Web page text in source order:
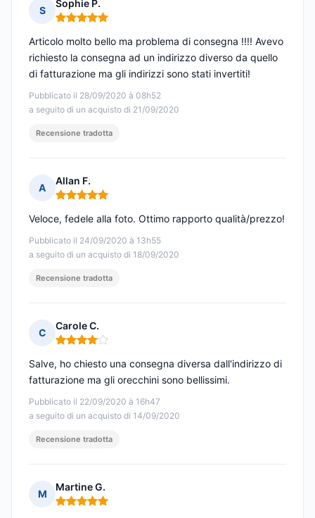
S
Sophie P.
Nota: 5 su 5
Pubblicato il 28/09/2020 à 08h52
a seguito di un acquisto di 21/09/2020
Articolo molto bello ma problema di consegna !!!! Avevo
richiesto la consegna ad un indirizzo diverso da quello
di fatturazione ma gli indirizzi sono stati invertiti!
Recensione tradotta
A
Allan F.
Nota: 5 su 5
Pubblicato il 24/09/2020 à 13h55
a seguito di un acquisto di 18/09/2020
Veloce, fedele alla foto. Ottimo rapporto qualità/prezzo!
Recensione tradotta
C
Carole C.
Nota: 4 su 5
Pubblicato il 22/09/2020 à 16h47
a seguito di un acquisto di 14/09/2020
Salve, ho chiesto una consegna diversa dall'indirizzo di
fatturazione ma gli orecchini sono bellissimi.
Recensione tradotta
M
Martine G.
Nota: 5 su 5